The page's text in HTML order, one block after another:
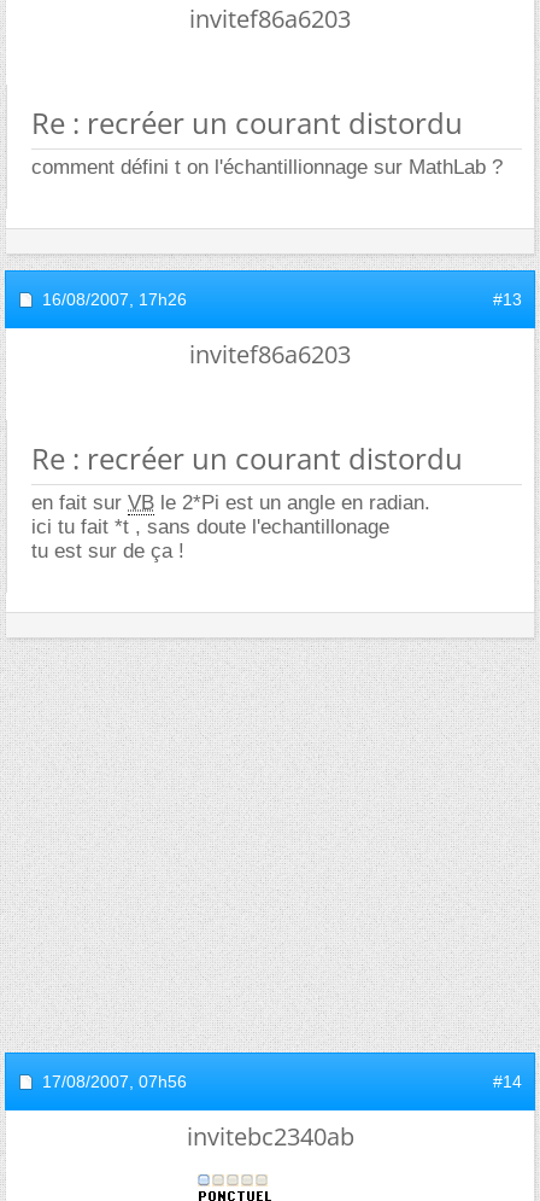
invitef86a6203
Re : recréer un courant distordu
comment défini t on l'échantillionnage sur MathLab ?
16/08/2007, 17h26 #13
invitef86a6203
Re : recréer un courant distordu
en fait sur VB le 2*Pi est un angle en radian.
ici tu fait *t , sans doute l'echantillonage
tu est sur de ça !
17/08/2007, 07h56 #14
invitebc2340ab